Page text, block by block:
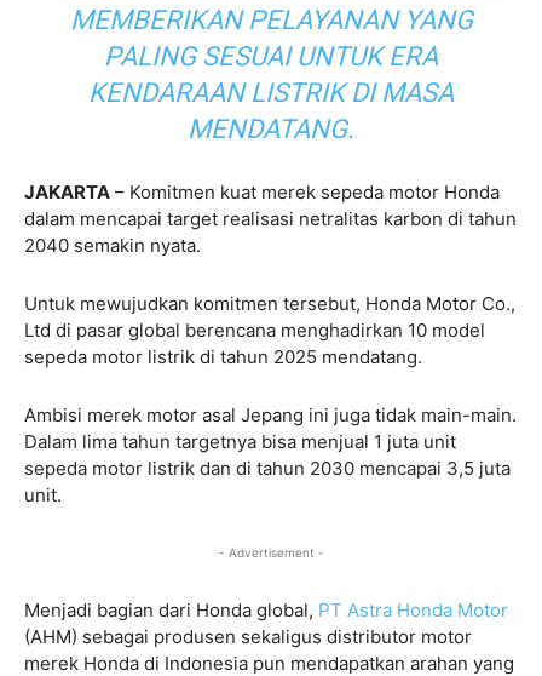
MEMBERIKAN PELAYANAN YANG
PALING SESUAI UNTUK ERA
KENDARAAN LISTRIK DI MASA
MENDATANG.
JAKARTA – Komitmen kuat merek sepeda motor Honda
dalam mencapai target realisasi netralitas karbon di tahun
2040 semakin nyata.
Untuk mewujudkan komitmen tersebut, Honda Motor Co.,
Ltd di pasar global berencana menghadirkan 10 model
sepeda motor listrik di tahun 2025 mendatang.
Ambisi merek motor asal Jepang ini juga tidak main-main.
Dalam lima tahun targetnya bisa menjual 1 juta unit
sepeda motor listrik dan di tahun 2030 mencapai 3,5 juta
unit.
- Advertisement -
Menjadi bagian dari Honda global, PT Astra Honda Motor
(AHM) sebagai produsen sekaligus distributor motor
merek Honda di Indonesia pun mendapatkan arahan yang